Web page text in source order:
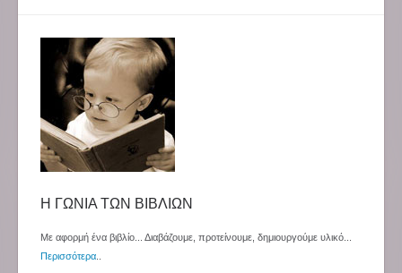
Η ΓΩΝΙΑ ΤΩΝ ΒΙΒΛΙΩΝ
Με αφορμή ένα βιβλίο... Διαβάζουμε, προτείνουμε, δημιουργούμε υλικό...
Περισσότερα